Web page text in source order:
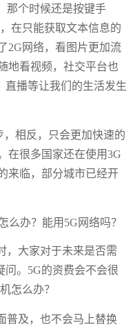
那个时候还是按键手
在只能获取文本信息的
2G网络，看图片更加流
地看视频，社交平台也
直播等让我们的生活发生
相反，只会更加快速的
在很多国家还在使用3G
来临，部分城市已经开
，大家对于未来是否需
问。5G的资费会不会很
怎么办？
普及，也不会马上替换